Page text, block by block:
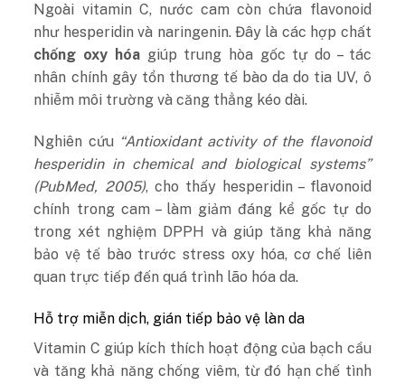
Ngoài vitamin C, nước cam còn chứa flavonoid
như hesperidin và naringenin. Đây là các hợp chất
chống oxy hóagiúp trung hòa gốc tự do – tác
nhân chính gây tổn thương tế bào da do tia UV, ô
nhiễm môi trường và căng thẳng kéo dài.
Nghiên cứu “Antioxidant activity of the flavonoid
hesperidin in chemical and biological systems”
(PubMed, 2005), cho thấy hesperidin – flavonoid
chính trong cam – làm giảm đáng kể gốc tự do
trong xét nghiệm DPPH và giúp tăng khả năng
bảo vệ tế bào trước stress oxy hóa, cơ chế liên
quan trực tiếp đến quá trình lão hóa da.
Hỗ trợ miễn dịch, gián tiếp bảo vệ làn da
Vitamin C giúp kích thích hoạt động của bạch cầu
và tăng khả năng chống viêm, từ đó hạn chế tình